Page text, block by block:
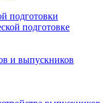
подготовки
подготовке
и выпускников